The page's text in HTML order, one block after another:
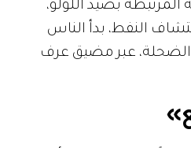
بصيد اللؤلؤ،
النفط، بدأ الناس
الضحلة، عبر مضيق عرف